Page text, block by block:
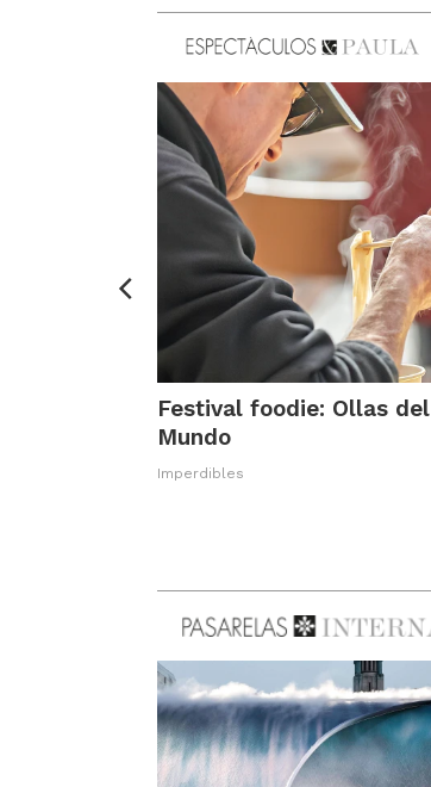
Festival foodie: Ollas del
Mundo
Imperdibles